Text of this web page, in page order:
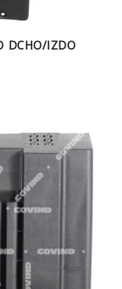
DCHO/IZDO